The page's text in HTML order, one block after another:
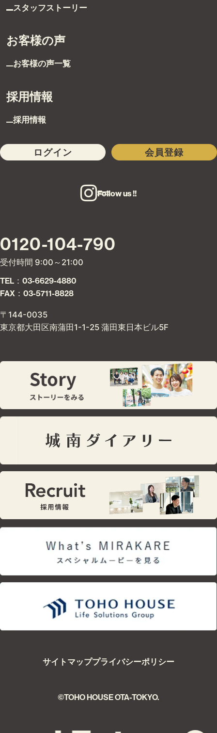
スタッフストーリー
お客様の声
お客様の声一覧
採用情報
採用情報
ログイン 会員登録
Follow us !!
0120-104-790
受付時間 9:00～21:00
TEL：03-6629-4880
FAX：03-5711-8828
〒144-0035
東京都大田区南蒲田1-1-25 蒲田東日本ビル5F
サイトマッププライバシーポリシー
©TOHO HOUSE OTA-TOKYO.